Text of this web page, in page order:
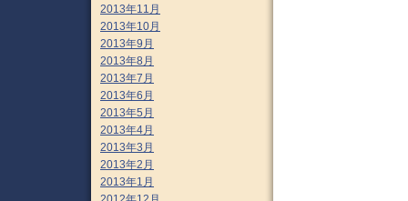
2013年11月
2013年10月
2013年9月
2013年8月
2013年7月
2013年6月
2013年5月
2013年4月
2013年3月
2013年2月
2013年1月